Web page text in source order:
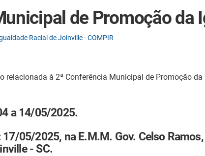
de Promoção da
Racial de Joinville - COMPIR
relacionada à 2ª Conferência Municipal de Promoção
a 14/05/2025.
05/2025, na E.M.M. Gov. Celso
- SC.